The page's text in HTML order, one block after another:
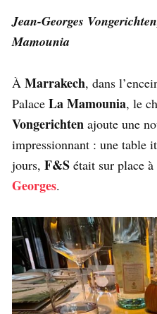
Jean-Georges
Mamounia
À Marrakech, dans
Palace La Mamounia, le
Vongerichten ajoute une
impressionnant : une table
jours, F&S était sur place à
Georges.